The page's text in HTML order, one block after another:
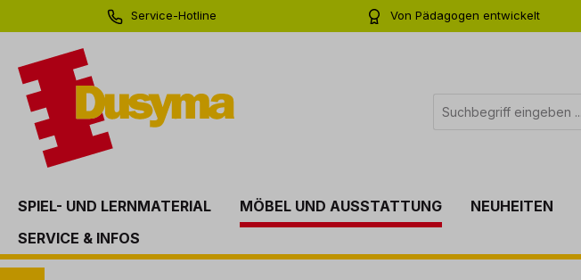
Zur Hauptnavigation springen
Service-Hotline
Von Pädagogen entwickelt
SPIEL- UND LERNMATERIAL MÖBEL UND AUSSTATTUNG NEUHEITEN
SERVICE & INFOS